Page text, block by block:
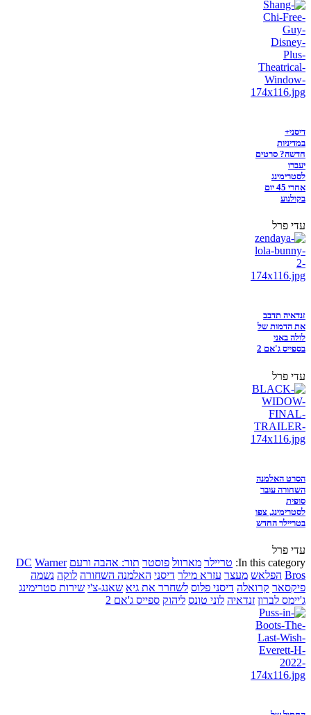
דיסני+
במדיניות
חדשה? סרטים
יעברו
לסטרימינג
אחרי 45 יום
בקולנוע
עדי פרל
זנדאיה תדבב
את הדמות של
לולה באני
בספייס ג'אם 2
עדי פרל
הסרט האלמנה
השחורה עובר
סופית
לסטרימינג, צפו
בטריילר החדש
עדי פרל
In this category: טריילר מארוול פוסטר תור: אהבה ורעם DC Warner
Bros הפלאש מעצר עזרא מילר דיסני האלמנה השחורה לוקה נשמה
פיקסאר קרואלה דיסני פלוס לשחרר את גיא שאנג-צ'י שירות סטרימינג
ג'יימס לברון זנדאיה לוני טונס ליהוק ספייס ג'אם 2